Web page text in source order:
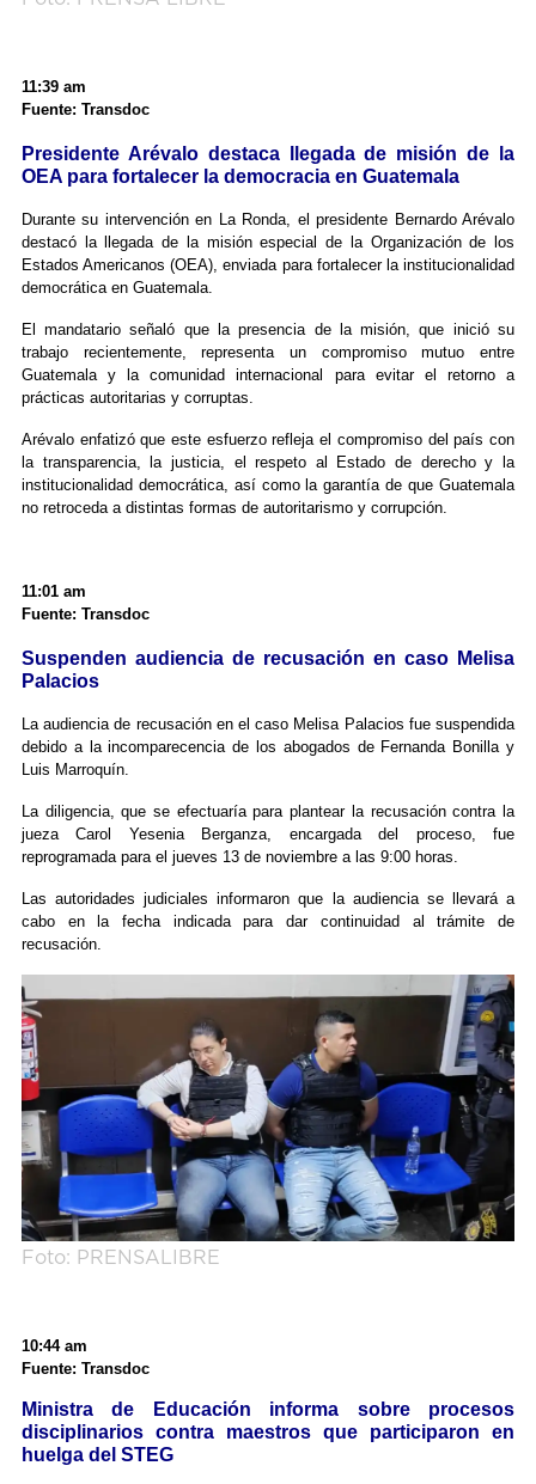
11:39 am
Fuente: Transdoc
Presidente Arévalo destaca llegada de misión de la
OEA para fortalecer la democracia en Guatemala
Durante su intervención en La Ronda, el presidente Bernardo Arévalo
destacó la llegada de la misión especial de la Organización de los
Estados Americanos (OEA), enviada para fortalecer la institucionalidad
democrática en Guatemala.
El mandatario señaló que la presencia de la misión, que inició su
trabajo recientemente, representa un compromiso mutuo entre
Guatemala y la comunidad internacional para evitar el retorno a
prácticas autoritarias y corruptas.
Arévalo enfatizó que este esfuerzo refleja el compromiso del país con
la transparencia, la justicia, el respeto al Estado de derecho y la
institucionalidad democrática, así como la garantía de que Guatemala
no retroceda a distintas formas de autoritarismo y corrupción.
11:01 am
Fuente: Transdoc
Suspenden audiencia de recusación en caso Melisa
Palacios
La audiencia de recusación en el caso Melisa Palacios fue suspendida
debido a la incomparecencia de los abogados de Fernanda Bonilla y
Luis Marroquín.
La diligencia, que se efectuaría para plantear la recusación contra la
jueza Carol Yesenia Berganza, encargada del proceso, fue
reprogramada para el jueves 13 de noviembre a las 9:00 horas.
Las autoridades judiciales informaron que la audiencia se llevará a
cabo en la fecha indicada para dar continuidad al trámite de
recusación.
Foto: PRENSALIBRE
10:44 am
Fuente: Transdoc
Ministra de Educación informa sobre procesos
disciplinarios contra maestros que participaron en
huelga del STEG